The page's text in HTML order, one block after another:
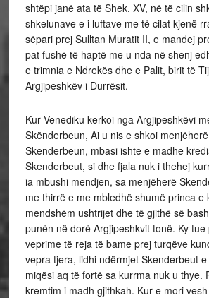
shtëpi janë ata të Shek. XV, në të cilin
shkelunave e i luftave me të cilat kjenë
sëpari prej Sulltan Muratit II, e mandej
pat fushë të haptë me u nda në shenj
e trimnia e Ndrekës dhe e Palit, birit të
Argjipeshkëv i Durrësit.
Kur Venediku kerkoi nga Argjipeshkëvi
Skënderbeun, Ai u nis e shkoi
Skenderbeun, mbasi ishte e madhe
Skenderbeut, si dhe fjala nuk i thehej
ia mbushi mendjen, sa menjëherë
me thirrë e me mbledhë shumë princa e
mendshëm ushtrijet dhe të gjithë së
punën në dorë Argjipeshkvit tonë. Ky
veprime të reja të bame prej turqëve
vepra tjera, lidhi ndërmjet Skenderbeut
miqësi aq të fortë sa kurrma nuk u thye.
kremtim i madh gjithkah. Kur e mori